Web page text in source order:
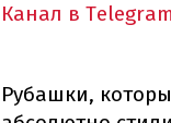
Канал в
Рубашки,